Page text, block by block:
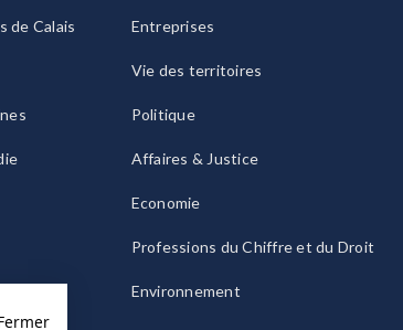
de Calais Entreprises
Vie des territoires
Politique
Affaires & Justice
Economie
Professions du Chiffre et du Droit
Environnement